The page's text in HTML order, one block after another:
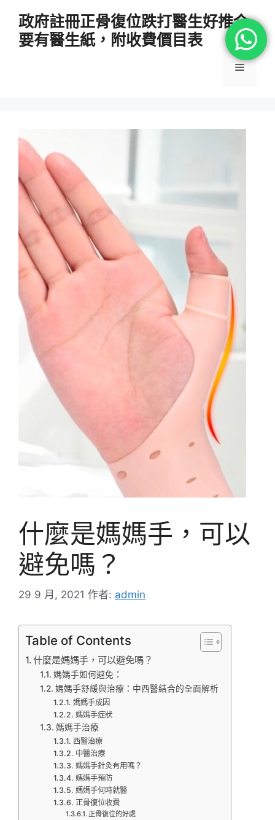
政府註冊正骨復位跌打醫生好推介
要有醫生紙，附收費價目表
選
什麼是媽媽手，可以
避免嗎？
29 9 月, 2021 作者: admin
Table of Contents
什麼是媽媽手，可以避免嗎？
媽媽手如何避免：
媽媽手舒緩與治療：中西醫結合的全面解析
媽媽手成因
媽媽手症狀
媽媽手治療
西醫治療
中醫治療
媽媽手針灸有用嗎？
媽媽手預防
媽媽手何時就醫
正骨復位收費
正骨復位的好處